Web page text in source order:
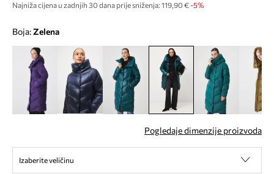
Najniža cijena u zadnjih 30 dana prije sniženja: 119,90 € -5%
Boja: zelena
Pogledaje dimenzije proizvoda
Izaberite veličinu